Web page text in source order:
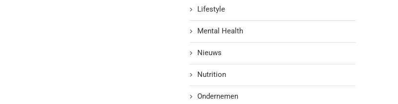
Lifestyle
Mental Health
Nieuws
Nutrition
Ondernemen